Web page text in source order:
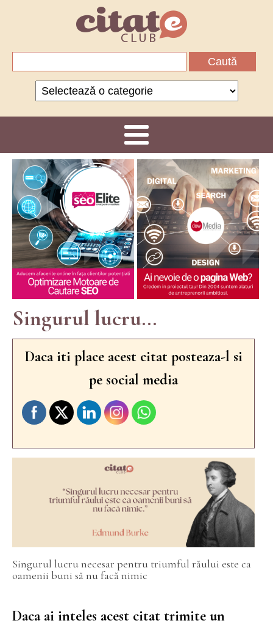
Categorii
Singurul lucru...
Daca iti place acest citat posteaza-l si
pe social media
Singurul lucru necesar pentru triumful răului este ca
oamenii buni să nu facă nimic
Daca ai inteles acest citat trimite un